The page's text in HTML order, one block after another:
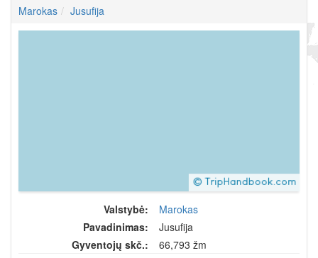
Marokas Jusufija
Valstybė:
Marokas
Pavadinimas:
Jusufija
Gyventojų skč.:
66,793 žm